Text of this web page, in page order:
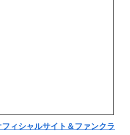
ィシャルサイト＆ファンクラ